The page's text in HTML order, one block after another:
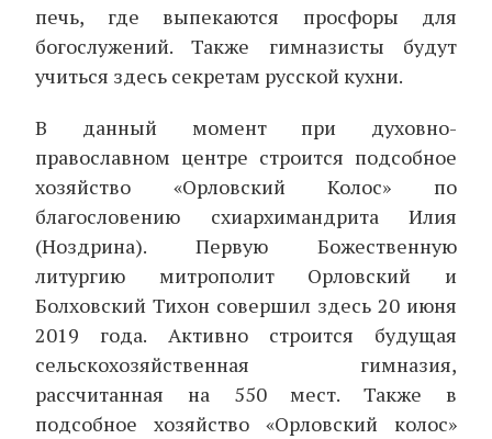
печь, где выпекаются просфоры для
богослужений. Также гимназисты будут
учиться здесь секретам русской кухни.
В данный момент при духовно-
православном центре строится подсобное
хозяйство «Орловский Колос» по
благословению схиархимандрита Илия
(Ноздрина). Первую Божественную
литургию митрополит Орловский и
Болховский Тихон совершил здесь 20 июня
2019 года. Активно строится будущая
сельскохозяйственная гимназия,
рассчитанная на 550 мест. Также в
подсобное хозяйство «Орловский колос»